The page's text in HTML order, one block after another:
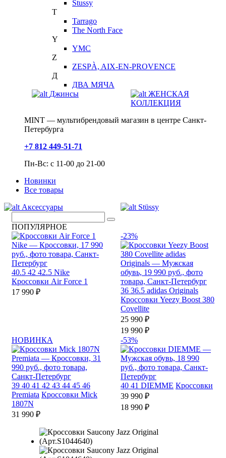
Stussy
T
Tarrago
The North Face
Y
YMC
Z
ZESPÀ, AIX-EN-PROVENCE
Д
ДВА МЯЧА
Джинсы
ЖЕНСКАЯ
КОЛЛЕКЦИЯ
MINT — мультибрендовый магазин в центре Санкт-
Петербурга
+7 812 449-51-71
Пн-Вс: с 11-00 до 21-00
Новинки
Все товары
Аксессуары
Stüssy
ПОПУЛЯРНОЕ
40.5 42 42.5 Nike
Кроссовки Air Force 1
17 990 ₽
-23%
36 36.5 adidas Originals
Кроссовки Yeezy Boost 380
Covellite
25 990 ₽
19 990 ₽
НОВИНКА
39 40 41 42 43 44 45 46
Premiata Кроссовки Mick
1807N
31 990 ₽
-53%
40 41 DIEMME Кроссовки
39 990 ₽
18 990 ₽